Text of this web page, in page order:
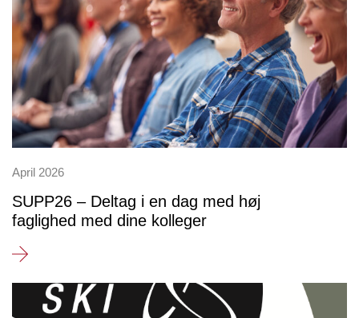
April 2026
SUPP26 – Deltag i en dag med høj
faglighed med dine kolleger